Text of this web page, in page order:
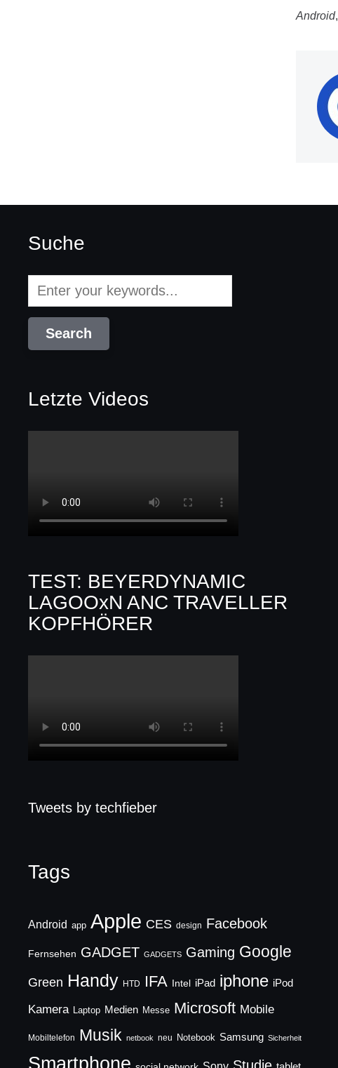
Android,
Suche
Letzte Videos
TEST: BEYERDYNAMIC
LAGOOxN ANC TRAVELLER
KOPFHÖRER
Tweets by techfieber
Tags
Android app Apple CES design Facebook
Fernsehen GADGET GADGETS Gaming Google
Green Handy HTD IFA Intel iPad iphone iPod
Kamera Laptop Medien Messe Microsoft Mobile
Mobiltelefon Musik netbook neu Notebook Samsung Sicherheit
Smartphone